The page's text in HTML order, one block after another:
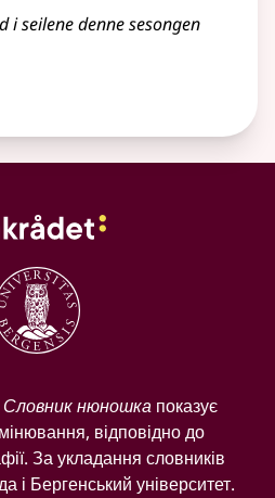
i seilene denne sesongen
Словник нюношкапоказує
відповідно до
За укладання словників
і Бергенський університет.